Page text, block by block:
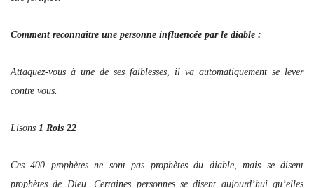
Comment reconnaître une personne influencée par le diable :
Attaquez-vous à une de ses faiblesses, il va automatiquement se lever
contre vous.
Lisons 1 Rois 22
Ces 400 prophètes ne sont pas prophètes du diable, mais se disent
prophètes de Dieu. Certaines personnes se disent aujourd’hui qu’elles